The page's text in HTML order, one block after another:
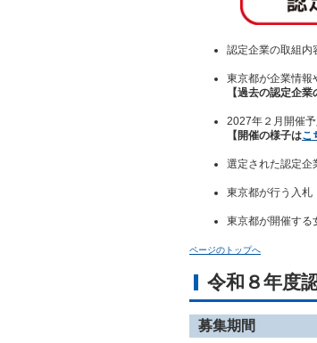
認定企業の取組内
東京都が企業情報
【過去の認定企
2027年２月開催予
【開催の様子はこ
選定された認定企
東京都が行う入札
東京都が開催する
ページのトップへ
令和８年度
募集期間